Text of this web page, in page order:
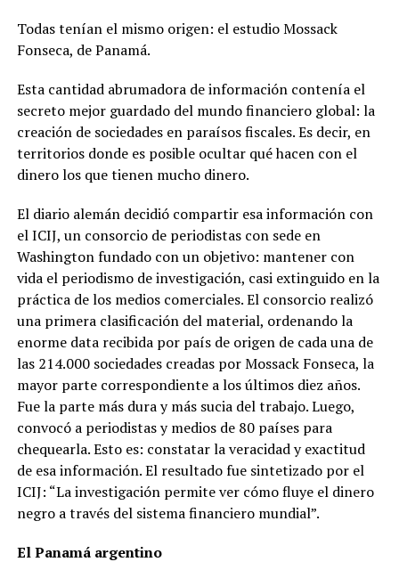
Todas tenían el mismo origen: el estudio Mossack
Fonseca, de Panamá.
Esta cantidad abrumadora de información contenía el
secreto mejor guardado del mundo financiero global: la
creación de sociedades en paraísos fiscales. Es decir, en
territorios donde es posible ocultar qué hacen con el
dinero los que tienen mucho dinero.
El diario alemán decidió compartir esa información con
el ICIJ, un consorcio de periodistas con sede en
Washington fundado con un objetivo: mantener con
vida el periodismo de investigación, casi extinguido en la
práctica de los medios comerciales. El consorcio realizó
una primera clasificación del material, ordenando la
enorme data recibida por país de origen de cada una de
las 214.000 sociedades creadas por Mossack Fonseca, la
mayor parte correspondiente a los últimos diez años.
Fue la parte más dura y más sucia del trabajo. Luego,
convocó a periodistas y medios de 80 países para
chequearla. Esto es: constatar la veracidad y exactitud
de esa información.El resultado fue sintetizado por el
ICIJ: “La investigación permite ver cómo fluye el dinero
negro a través del sistema financiero mundial”.
El Panamá argentino